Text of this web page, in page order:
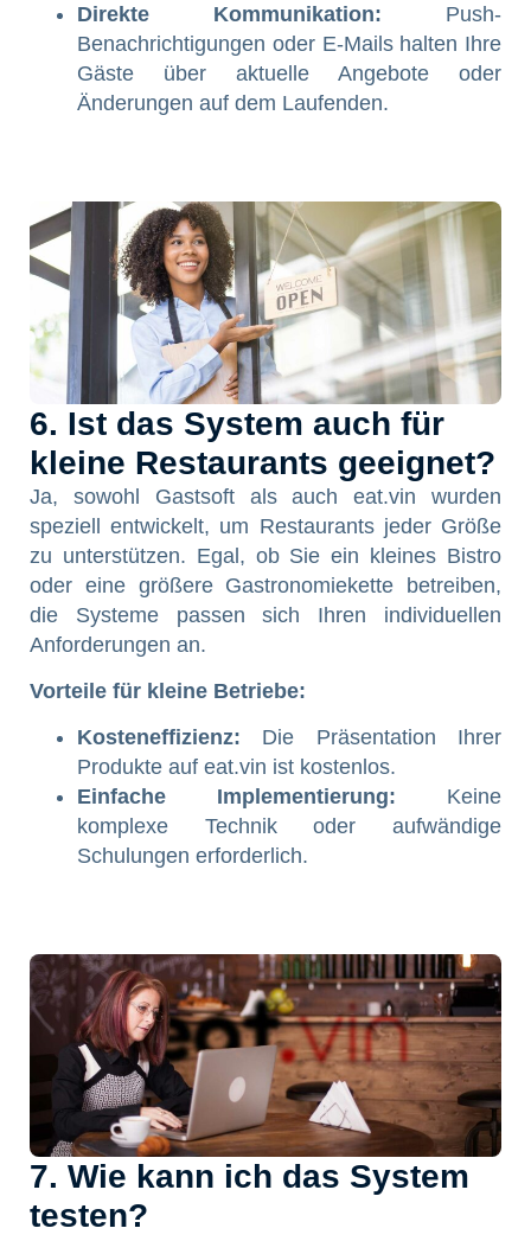
Direkte Kommunikation: Push-
Benachrichtigungen oder E-Mails halten Ihre
Gäste über aktuelle Angebote oder
Änderungen auf dem Laufenden.
6. Ist das System auch für
kleine Restaurants geeignet?
Ja, sowohl Gastsoft als auch eat.vin wurden
speziell entwickelt, um Restaurants jeder Größe
zu unterstützen. Egal, ob Sie ein kleines Bistro
oder eine größere Gastronomiekette betreiben,
die Systeme passen sich Ihren individuellen
Anforderungen an.
Vorteile für kleine Betriebe:
Kosteneffizienz: Die Präsentation Ihrer
Produkte auf eat.vin ist kostenlos.
Einfache Implementierung: Keine
komplexe Technik oder aufwändige
Schulungen erforderlich.
7. Wie kann ich das System
testen?